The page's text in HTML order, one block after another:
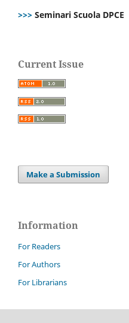
>>> Seminari Scuola DPCE
Current Issue
Make a Submission
Information
For Readers
For Authors
For Librarians